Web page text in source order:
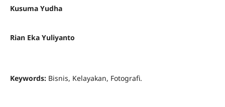
Kusuma Yudha
Rian Eka Yuliyanto
Keywords: Bisnis, Kelayakan, Fotografi.